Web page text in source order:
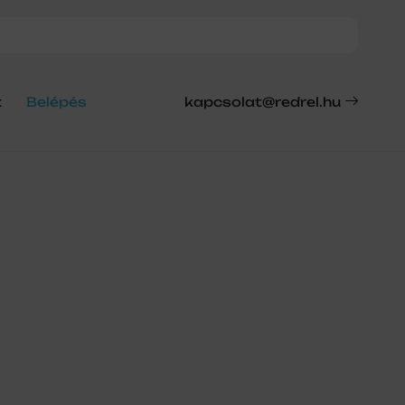
Belépés kapcsolat@redrel.hu